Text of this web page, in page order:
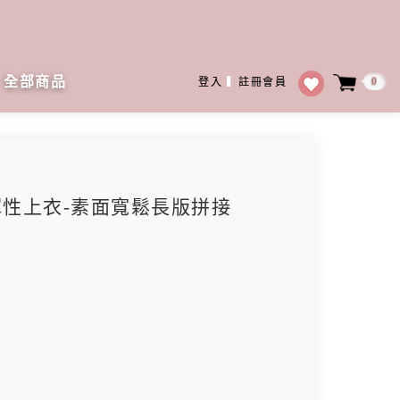
登入 註冊會員 0
全部商品
上衣-素面寬鬆長版拼接